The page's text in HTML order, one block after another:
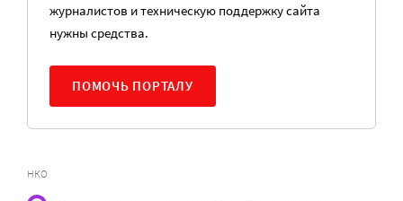
журналистов и техническую поддержку сайта
нужны средства.
ПОМОЧЬ ПОРТАЛУ
НКО